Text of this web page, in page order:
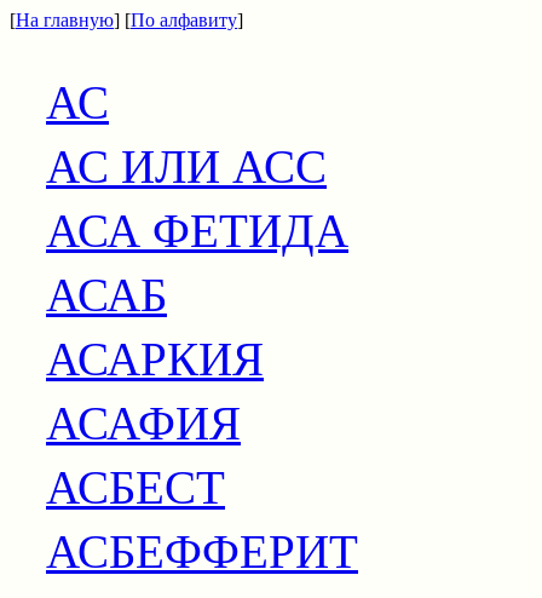
[На главную] [По алфавиту]
АС
АС ИЛИ АСС
АСА ФЕТИДА
АСАБ
АСАРКИЯ
АСАФИЯ
АСБЕСТ
АСБЕФФЕРИТ